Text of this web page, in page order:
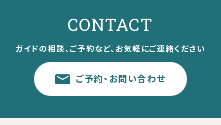
CONTACT
ガイドの相談、ご予約など、お気軽にご連絡ください
ご予約・お問い合わせ